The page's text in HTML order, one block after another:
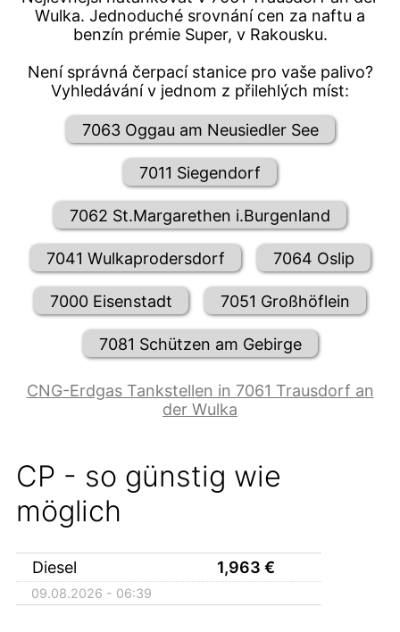
Wulka. Jednoduché srovnání cen za naftu a
benzín prémie Super, v Rakousku.
Není správná čerpací stanice pro vaše palivo?
Vyhledávání v jednom z přilehlých míst:
7063 Oggau am Neusiedler See
7011 Siegendorf
7062 St.Margarethen i.Burgenland
7041 Wulkaprodersdorf 7064 Oslip
7000 Eisenstadt 7051 Großhöflein
7081 Schützen am Gebirge
CNG-Erdgas Tankstellen in 7061 Trausdorf an
der Wulka
CP - so günstig wie
möglich
Diesel 1,963 €
09.08.2026 - 06:39